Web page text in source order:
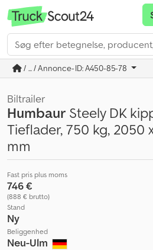
/ ... / Annonce-ID: A450-85-78
Biltrailer
Humbaur Steely DK
Tieflader, 750 kg, 2050
mm
Fast pris plus moms
746 €
(888 € brutto)
Stand
Ny
Beliggenhed
Neu-Ulm